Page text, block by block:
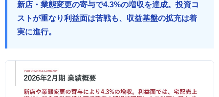
新店・業態変更の寄与で4.3%の増収を達成。投資コ
ストが重なり利益面は苦戦も、収益基盤の拡充は着
実に進行。